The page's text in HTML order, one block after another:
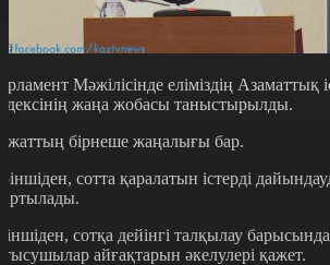
Мәжілісінде еліміздің Азаматтық
жаңа жобасы таныстырылды.
бірнеше жаңалығы бар.
сотта қаралатын істерді
сотқа дейінгі талқылау
айғақтарын әкелулері қажет.